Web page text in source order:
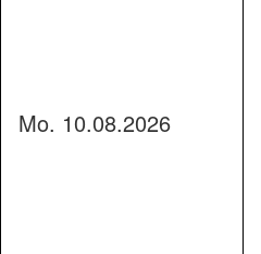
Mo. 10.08.2026